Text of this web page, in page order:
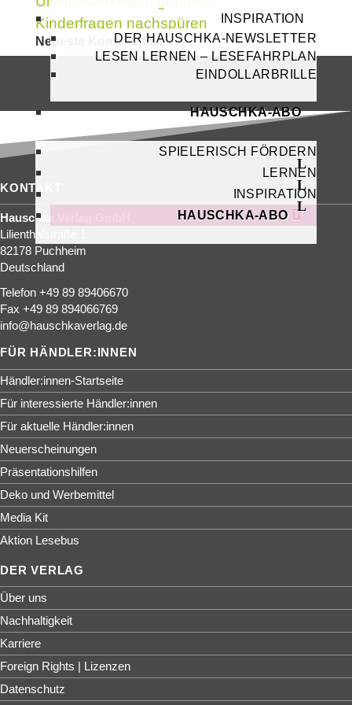
INSPIRATION
DER HAUSCHKA-NEWSLETTER
LESEN LERNEN – LESEFAHRPLAN
EINDOLLARBRILLE
HAUSCHKA-ABO
SPIELERISCH FÖRDERN
LERNEN
INSPIRATION
HAUSCHKA-ABO
Kinderfragen nachspüren
Neueste Kommentare
KONTAKT
Hauschka Verlag GmbH
Lilienthalstraße 1
82178 Puchheim
Deutschland
Telefon +49 89 89406670
Fax +49 89 894066769
info@hauschkaverlag.de
FÜR HÄNDLER:INNEN
Händler:innen-Startseite
Für interessierte Händler:innen
Für aktuelle Händler:innen
Neuerscheinungen
Präsentationshilfen
Deko und Werbemittel
Media Kit
Aktion Lesebus
DER VERLAG
Über uns
Nachhaltigkeit
Karriere
Foreign Rights | Lizenzen
Datenschutz